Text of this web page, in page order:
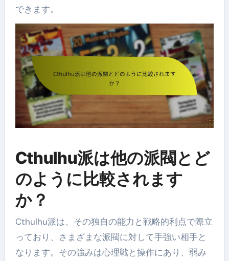
できます。
Cthulhu派は他の派閥とど
のように比較されます
か？
Cthulhu派は、その独自の能力と戦略的利点で際立
っており、さまざまな派閥に対して手強い相手と
なります。その強みは心理戦と操作にあり、弱み